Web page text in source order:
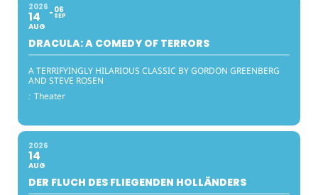
2026
14
AUG
06
SEP
DRACULA: A COMEDY OF TERRORS
A TERRIFYINGLY HILARIOUS CLASSIC BY GORDON GREENBERG
AND STEVE ROSEN
: Theater
2026
14
AUG
DER FLUCH DES FLIEGENDEN HOLLÄNDERS